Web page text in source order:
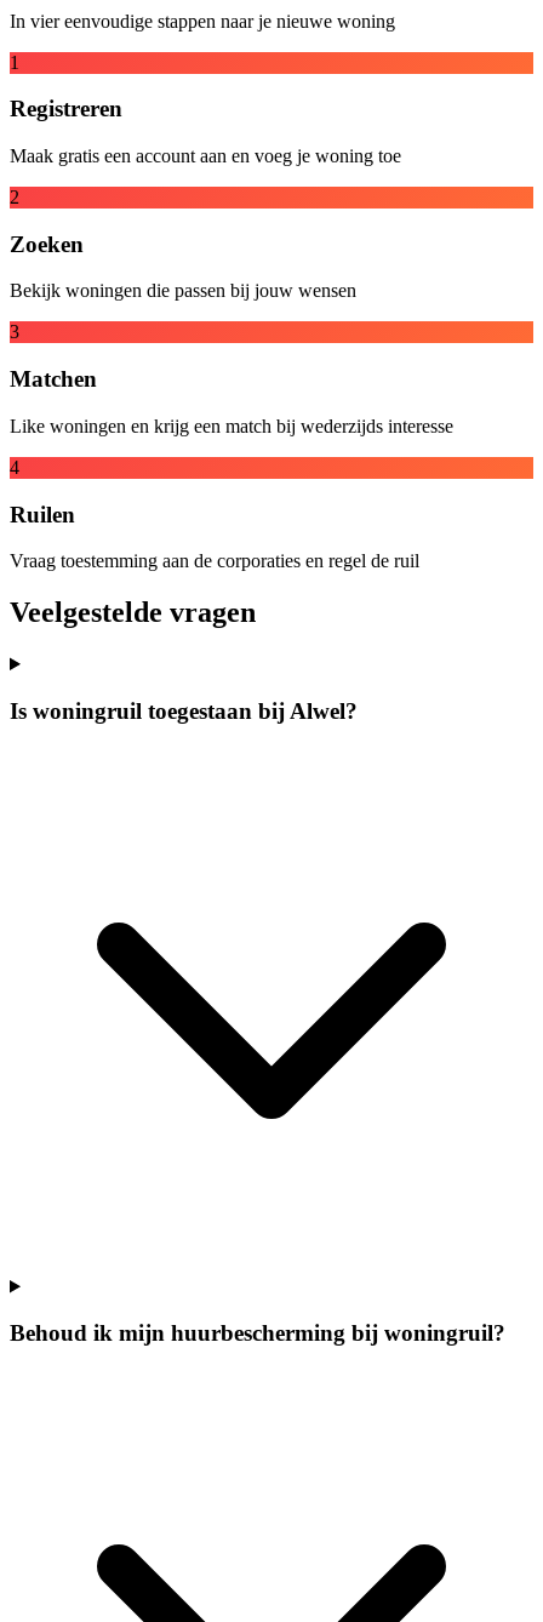
In vier eenvoudige stappen naar je nieuwe woning
1
Registreren
Maak gratis een account aan en voeg je woning toe
2
Zoeken
Bekijk woningen die passen bij jouw wensen
3
Matchen
Like woningen en krijg een match bij wederzijds interesse
4
Ruilen
Vraag toestemming aan de corporaties en regel de ruil
Veelgestelde vragen
Is woningruil toegestaan bij Alwel?
Behoud ik mijn huurbescherming bij woningruil?